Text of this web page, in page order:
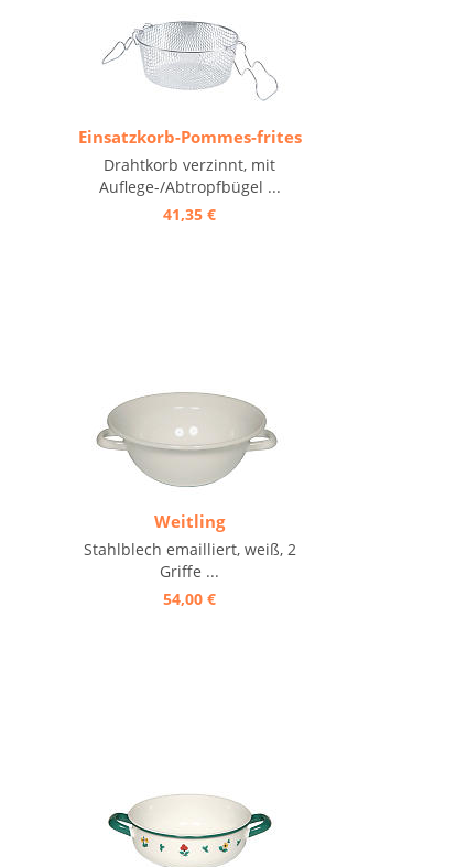
Einsatzkorb-Pommes-frites
Drahtkorb verzinnt, mit
Auflege-/Abtropfbügel ...
41,35 €
Weitling
Stahlblech emailliert, weiß, 2
Griffe ...
54,00 €